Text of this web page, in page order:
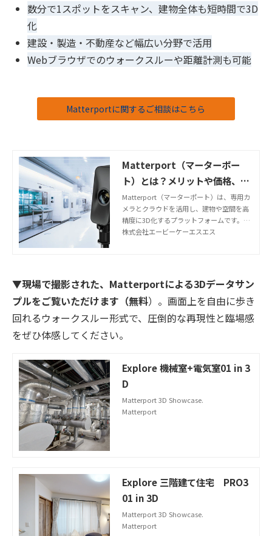
数分で1スポットをスキャン、建物全体も短時間で3D
化
建設・製造・不動産など幅広い分野で活用
Webブラウザでのウォークスルーや距離計測も可能
Matterportに関するご相談はこちら
Matterport（マーターポー
ト）とは？メリットや価格、活
用方法まで解説 | 株式会社エー
ビーケーエスエス
Matterport（マーターポート）は、専用カ
メラとクラウドを活用し、建物や空間を高
精度に3D化するプラットフォームです。不
動産や建設、観光など幅広い業界で活用さ
株式会社エービーケーエスエス
▼現場で撮影された、Matterportによる3Dデータサン
プルをご覧いただけます（無料）。画面上を自由に歩き
回れるウォークスルー形式で、圧倒的な再現性と臨場感
をぜひ体感してください。
Explore 機械室+電気室01 in 3
D
Matterport 3D Showcase.
Matterport
Explore 三階建て住宅 PRO3
01 in 3D
Matterport 3D Showcase.
Matterport